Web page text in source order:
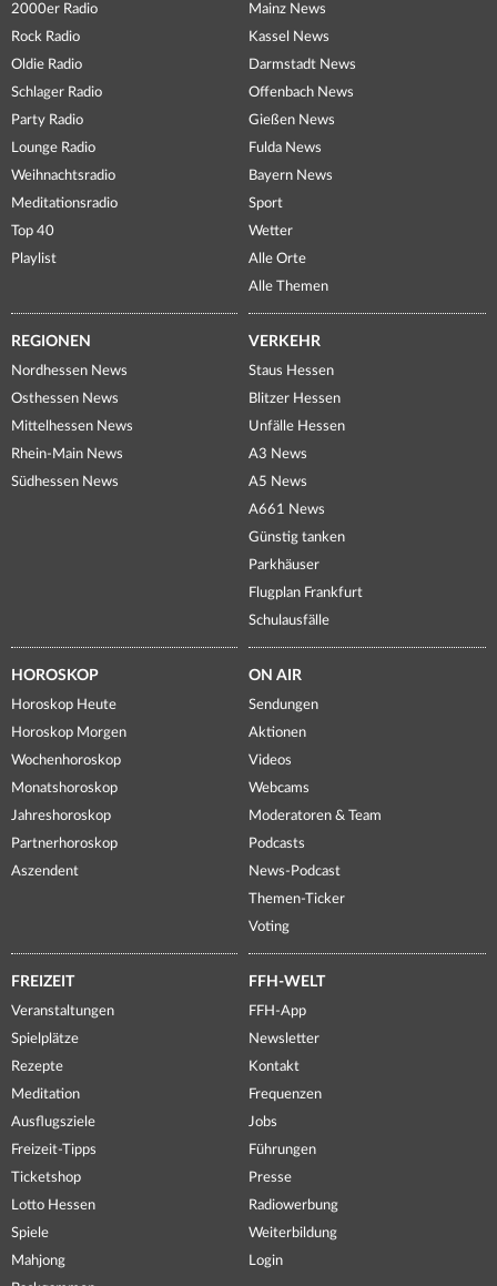
2000er Radio
Rock Radio
Oldie Radio
Schlager Radio
Party Radio
Lounge Radio
Weihnachtsradio
Meditationsradio
Top 40
Playlist
Mainz News
Kassel News
Darmstadt News
Offenbach News
Gießen News
Fulda News
Bayern News
Sport
Wetter
Alle Orte
Alle Themen
REGIONEN
Nordhessen News
Osthessen News
Mittelhessen News
Rhein-Main News
Südhessen News
VERKEHR
Staus Hessen
Blitzer Hessen
Unfälle Hessen
A3 News
A5 News
A661 News
Günstig tanken
Parkhäuser
Flugplan Frankfurt
Schulausfälle
HOROSKOP
Horoskop Heute
Horoskop Morgen
Wochenhoroskop
Monatshoroskop
Jahreshoroskop
Partnerhoroskop
Aszendent
ON AIR
Sendungen
Aktionen
Videos
Webcams
Moderatoren & Team
Podcasts
News-Podcast
Themen-Ticker
Voting
FREIZEIT
Veranstaltungen
Spielplätze
Rezepte
Meditation
Ausflugsziele
Freizeit-Tipps
Ticketshop
Lotto Hessen
Spiele
Mahjong
FFH-WELT
FFH-App
Newsletter
Kontakt
Frequenzen
Jobs
Führungen
Presse
Radiowerbung
Weiterbildung
Login